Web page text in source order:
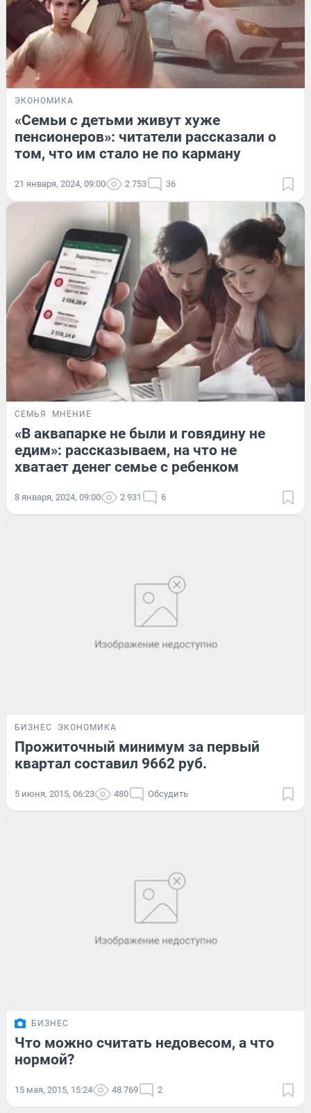
ЭКОНОМИКА
«Семьи с детьми живут хуже
пенсионеров»: читатели рассказали о
том, что им стало не по карману
21 января, 2024, 09:00 2 753 36
СЕМЬЯ МНЕНИЕ
«В аквапарке не были и говядину не
едим»: рассказываем, на что не
хватает денег семье с ребенком
8 января, 2024, 09:00 2 931 6
БИЗНЕС ЭКОНОМИКА
Прожиточный минимум за первый
квартал составил 9662 руб.
5 июня, 2015, 06:23 480 Обсудить
БИЗНЕС
Что можно считать недовесом, а что
нормой?
15 мая, 2015, 15:24 48 769 2